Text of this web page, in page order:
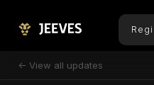
<- View all updates